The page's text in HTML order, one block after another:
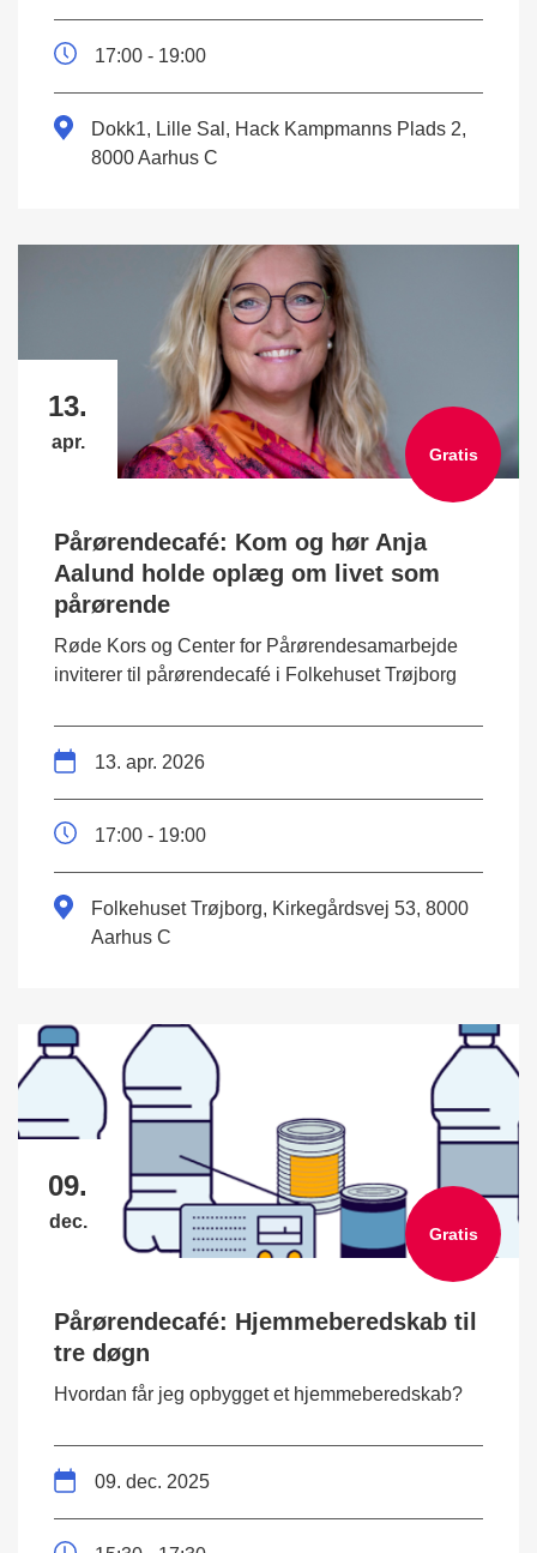
17:00 - 19:00
Dokk1, Lille Sal, Hack Kampmanns Plads 2,
8000 Aarhus C
13.
apr.
Gratis
Pårørendecafé: Kom og hør Anja
Aalund holde oplæg om livet som
pårørende
Røde Kors og Center for Pårørendesamarbejde
inviterer til pårørendecafé i Folkehuset Trøjborg
13. apr. 2026
17:00 - 19:00
Folkehuset Trøjborg, Kirkegårdsvej 53, 8000
Aarhus C
09.
dec.
Gratis
Pårørendecafé: Hjemmeberedskab til
tre døgn
Hvordan får jeg opbygget et hjemmeberedskab?
09. dec. 2025